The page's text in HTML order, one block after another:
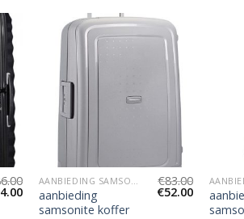
AANBIEDING SAMSONITE KOFFER
aanbieding
samsonite koffer
€83.00
€52.00